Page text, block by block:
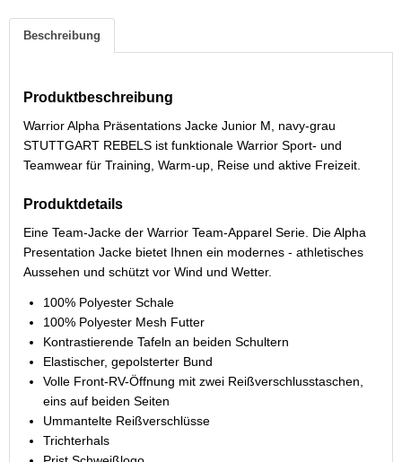
Beschreibung
Produktbeschreibung
Warrior Alpha Präsentations Jacke Junior M, navy-grau
STUTTGART REBELS ist funktionale Warrior Sport- und
Teamwear für Training, Warm-up, Reise und aktive Freizeit.
Produktdetails
Eine Team-Jacke der Warrior Team-Apparel Serie. Die Alpha
Presentation Jacke bietet Ihnen ein modernes - athletisches
Aussehen und schützt vor Wind und Wetter.
100% Polyester Schale
100% Polyester Mesh Futter
Kontrastierende Tafeln an beiden Schultern
Elastischer, gepolsterter Bund
Volle Front-RV-Öffnung mit zwei Reißverschlusstaschen,
eins auf beiden Seiten
Ummantelte Reißverschlüsse
Trichterhals